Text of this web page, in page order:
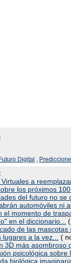
Futuro Digital ,
a
los próximos
del futuro no se
automóviles ni
el momento de
en el diccionario...
de las mascotas
a la vez...
(
3D más asombroso
psicológica sobre
biológica